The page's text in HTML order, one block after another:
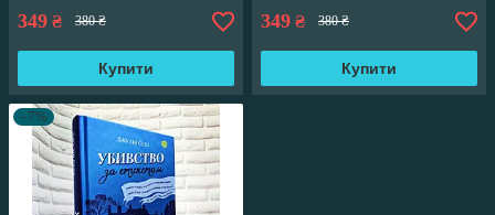
349 ₴ 380 ₴
Купити
349 ₴ 380 ₴
Купити
–7%